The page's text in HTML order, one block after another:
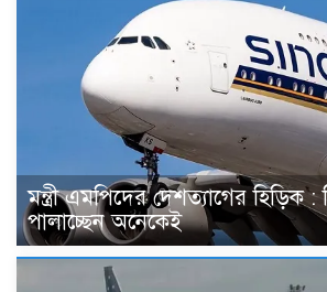
মন্ত্রী এমপিদের দেশত্যাগের হিড়িক
পালাচ্ছেন অনেকেই